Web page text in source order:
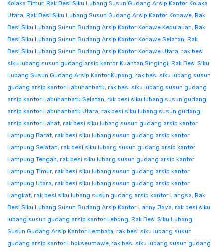
Kolaka Timur, Rak Besi Siku Lubang Susun Gudang Arsip Kantor Kolaka
Utara, Rak Besi Siku Lubang Susun Gudang Arsip Kantor Konawe, Rak
Besi Siku Lubang Susun Gudang Arsip Kantor Konawe Kepulauan, Rak
Besi Siku Lubang Susun Gudang Arsip Kantor Konawe Selatan, Rak
Besi Siku Lubang Susun Gudang Arsip Kantor Konawe Utara, rak besi
siku lubang susun gudang arsip kantor Kuantan Singingi, Rak Besi Siku
Lubang Susun Gudang Arsip Kantor Kupang, rak besi siku lubang susun
gudang arsip kantor Labuhanbatu, rak besi siku lubang susun gudang
arsip kantor Labuhanbatu Selatan, rak besi siku lubang susun gudang
arsip kantor Labuhanbatu Utara, rak besi siku lubang susun gudang
arsip kantor Lahat, rak besi siku lubang susun gudang arsip kantor
Lampung Barat, rak besi siku lubang susun gudang arsip kantor
Lampung Selatan, rak besi siku lubang susun gudang arsip kantor
Lampung Tengah, rak besi siku lubang susun gudang arsip kantor
Lampung Timur, rak besi siku lubang susun gudang arsip kantor
Lampung Utara, rak besi siku lubang susun gudang arsip kantor
Langkat, rak besi siku lubang susun gudang arsip kantor Langsa, Rak
Besi Siku Lubang Susun Gudang Arsip Kantor Lanny Jaya, rak besi siku
lubang susun gudang arsip kantor Lebong, Rak Besi Siku Lubang
Susun Gudang Arsip Kantor Lembata, rak besi siku lubang susun
gudang arsip kantor Lhokseumawe, rak besi siku lubang susun gudang